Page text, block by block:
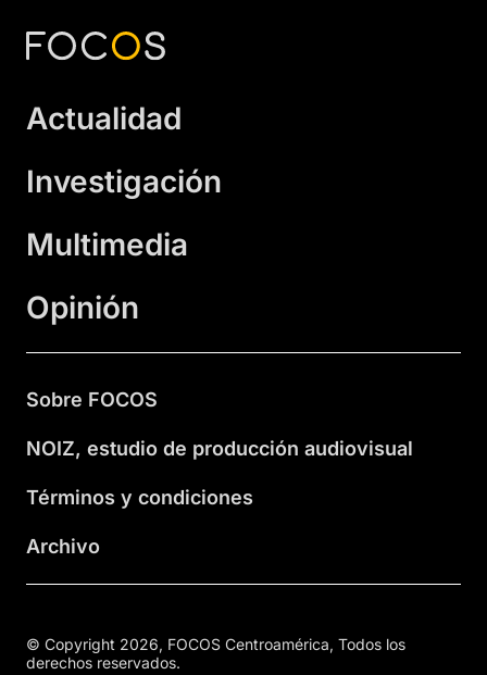
Actualidad
Investigación
Multimedia
Opinión
Sobre FOCOS
NOIZ, estudio de producción audiovisual
Términos y condiciones
Archivo
© Copyright 2026, FOCOS Centroamérica, Todos los
derechos reservados.